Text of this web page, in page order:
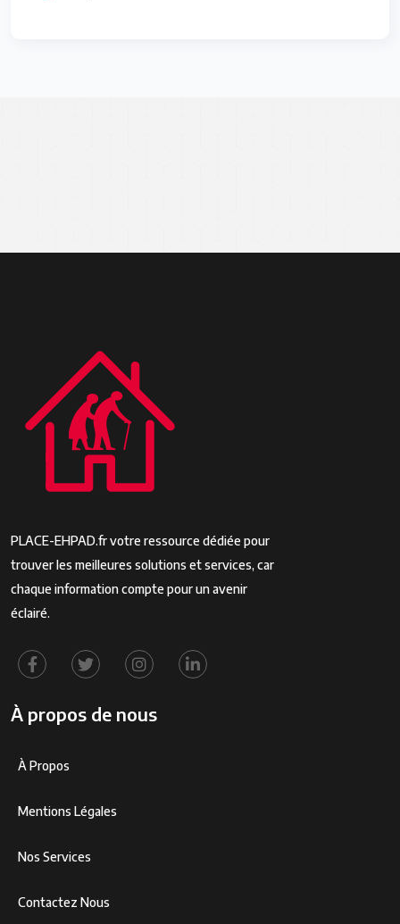
PLACE-EHPAD.fr votre ressource dédiée pour
trouver les meilleures solutions et services, car
chaque information compte pour un avenir
éclairé.
À propos de nous
À Propos
Mentions Légales
Nos Services
Contactez Nous